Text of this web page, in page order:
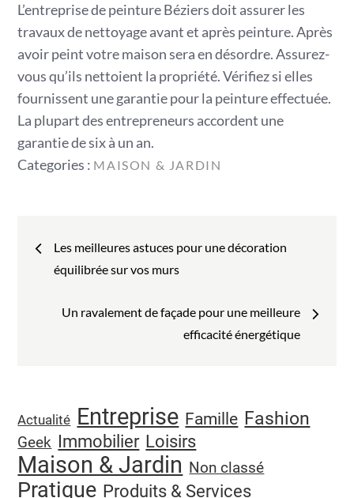
L’entreprise de peinture Béziers doit assurer les
travaux de nettoyage avant et après peinture. Après
avoir peint votre maison sera en désordre. Assurez-
vous qu’ils nettoient la propriété. Vérifiez si elles
fournissent une garantie pour la peinture effectuée.
La plupart des entrepreneurs accordent une
garantie de six à un an.
Categories
Categories : MAISON & JARDIN
Navigation
l’article
Les meilleures astuces pour une décoration
équilibrée sur vos murs
Un ravalement de façade pour une meilleure
efficacité énergétique
Actualité Entreprise Famille Fashion
Geek Immobilier Loisirs
Maison & Jardin Non classé
Pratique Produits & Services